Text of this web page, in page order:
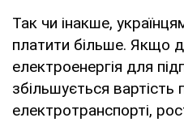
Так чи інакше,
платити більше. Якщо
електроенергія для
збільшується вартість
електротранспорті,